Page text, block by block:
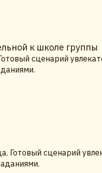
к школе группы
сценарий
Готовый сценарий